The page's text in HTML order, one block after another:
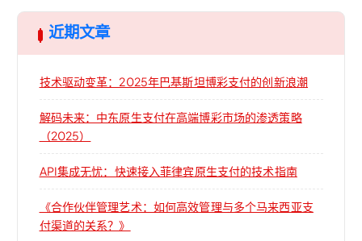
近期文章
技术驱动变革：2025年巴基斯坦博彩支付的创新浪潮
解码未来：中东原生支付在高端博彩市场的渗透策略
（2025）
API集成无忧：快速接入菲律宾原生支付的技术指南
《合作伙伴管理艺术：如何高效管理与多个马来西亚支
付渠道的关系？》